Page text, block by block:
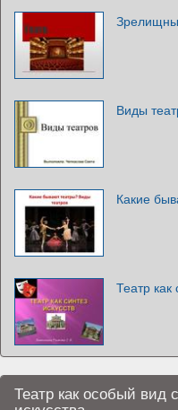
Виды
Какие
Театр как
Театр как особый вид